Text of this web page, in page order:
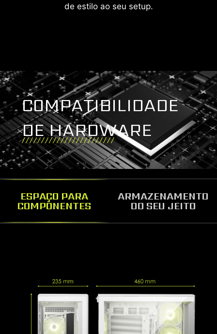
de estilo ao seu setup.
COMPATIBILIDADE
DE HARDWARE
ESPAÇO PARA
COMPONENTES
ARMAZENAMENTO
DO SEU JEITO
Monte o layout de armazenamento do seu
jeito e instale até 3 unidades de 2,5" ou 2
unidades de 3,5".